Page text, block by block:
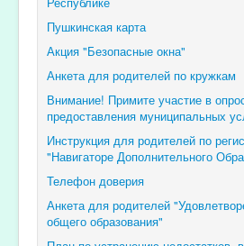
Пушкинская карта
Акция "Безопасные окна"
Анкета для родителей по кружкам
Внимание! Примите участие в
предоставления муниципальных
Инструкция для родителей по
"Навигаторе Дополнительного
Телефон доверия
Анкета для родителей
общего образования"